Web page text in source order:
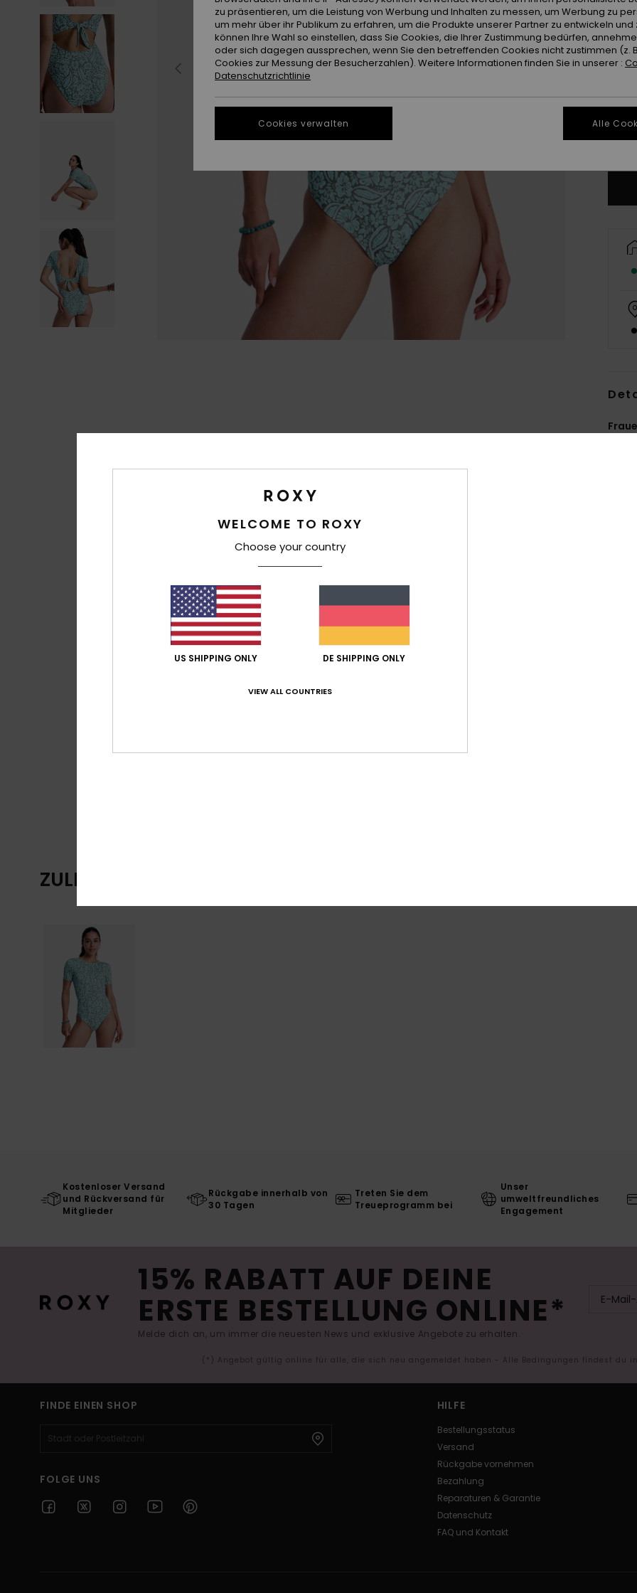
ZULETZT ANGESEHENE ARTIKEL
Kostenloser Versand
und Rückversand für
Mitglieder
Rückgabe innerhalb von
30 Tagen
Treten Sie dem
Treueprogramm bei
Unser
umweltfreundliches
Engagement
15% RABATT AUF DEINE
ERSTE BESTELLUNG ONLINE*
Melde dich an, um immer die neuesten News und exklusive Angebote zu erhalten.
(*) Angebot gültig online für alle, die sich neu angemeldet haben - Alle Bedingungen findest du
FINDE EINEN SHOP
FOLGE UNS
HILFE
Bestellungsstatus
Versand
Rückgabe vornehmen
Bezahlung
Reparaturen & Garantie
Datenschutz
FAQ und Kontakt
WELCOME TO ROXY
Choose your country
US SHIPPING ONLY DE SHIPPING ONLY
VIEW ALL COUNTRIES
zu präsentieren, um die Leistung von Werbung und Inhalten zu messen, um Werbung zu
um mehr über ihr Publikum zu erfahren, um die Produkte unserer Partner zu entwickeln und
können Ihre Wahl so einstellen, dass Sie Cookies, die Ihrer Zustimmung bedürfen,
oder sich dagegen aussprechen, wenn Sie den betreffenden Cookies nicht zustimmen (z.
Cookies zur Messung der Besucherzahlen). Weitere Informationen finden Sie in unserer :
Datenschutzrichtlinie
Cookies verwalten Alle